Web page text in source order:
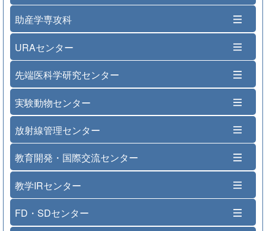
助産学専攻科
URAセンター
先端医科学研究センター
実験動物センター
放射線管理センター
教育開発・国際交流センター
教学IRセンター
FD・SDセンター